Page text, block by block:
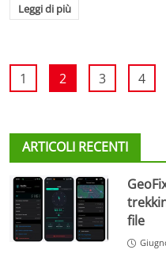
Leggi di più
1 2 3 4
ARTICOLI RECENTI
file